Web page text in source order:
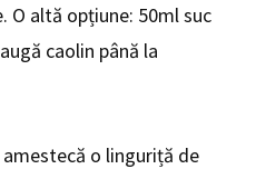
O altă opțiune: 50ml suc
caolin până la
o linguriță de